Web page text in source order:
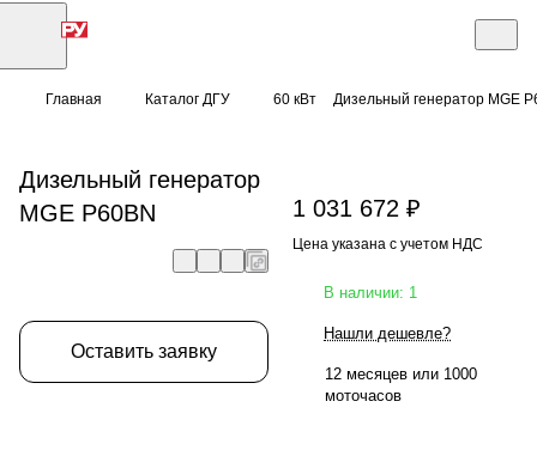
Главная Каталог ДГУ 60 кВт Дизельный генератор MGE
Дизельный генератор
MGE P60BN
Оставить заявку
1 031 672 ₽
Цена указана с учетом НДС
В наличии: 1
Нашли дешевле?
12 месяцев или 1000
моточасов